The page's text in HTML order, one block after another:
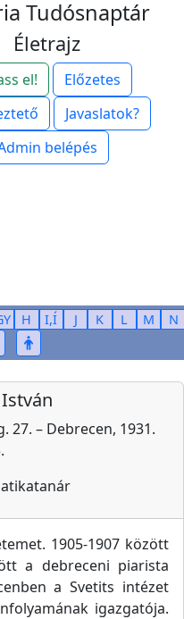
Tudósnaptár
Életrajz
el!
Előzetes
Javaslatok?
belépés
H I,Í J K L M
N
27. – Debrecen, 1931.
1905-1907 között
a debreceni piarista
a Svetits intézet
igazgatója.